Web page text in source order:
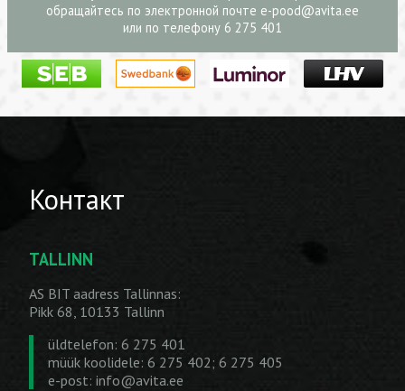
обращайтесь по электронной почте e-pood@avita.ee
или по телефону 6 275 401
Контакт
TALLINN
AS BIT aadress Tallinnas:
Pikk 68, 10133 Tallinn
üldtelefon: 6 275 401
müük koolidele: 6 275 402; 6 275 405
e-post: info@avita.ee